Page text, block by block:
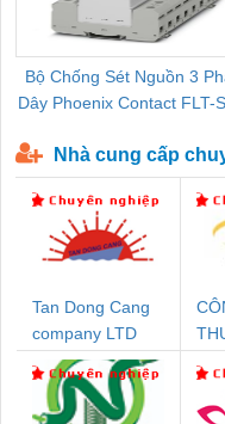
Bộ Chống Sét Nguồn 3
Dây Phoenix Contact FLT-
Nhà cung cấp
Tan Dong Cang
company LTD